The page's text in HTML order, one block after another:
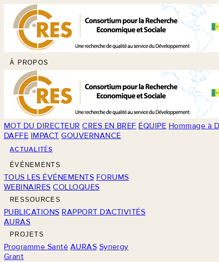
À PROPOS
MOT DU DIRECTEUR CRES EN BREF ÉQUIPE Hommage à
DAFFE IMPACT GOUVERNANCE
ACTUALITÉS
ÉVÉNEMENTS
TOUS LES ÉVÉNEMENTS FORUMS
WEBINAIRES COLLOQUES
RESSOURCES
PUBLICATIONS RAPPORT D'ACTIVITÉS
AURAS
PROJETS
Programme Santé AURAS Synergy
Grant